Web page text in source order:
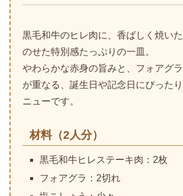
黒毛和牛のヒレ肉に、香ばしく焼い
のせた特別感たっぷりの一皿。
やわらかな赤身の旨みと、フォアグ
が重なる、誕生日や記念日にぴった
ニューです。
材料（2人分）
黒毛和牛ヒレステーキ肉：2枚
フォアグラ：2切れ